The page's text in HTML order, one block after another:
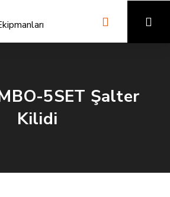
5SET Şalter
Kilidi